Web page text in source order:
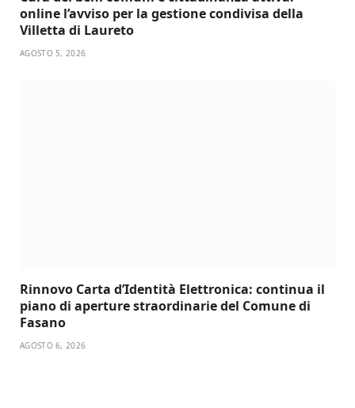
online l’avviso per la gestione condivisa della
Villetta di Laureto
AGOSTO 5, 2026
Rinnovo Carta d’Identità Elettronica: continua il
piano di aperture straordinarie del Comune di
Fasano
AGOSTO 6, 2026